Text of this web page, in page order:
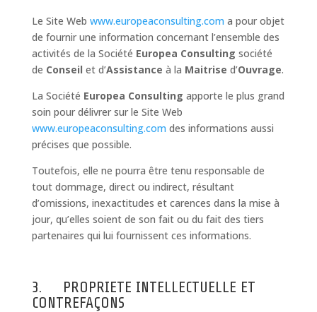
Le Site Web www.europeaconsulting.com a pour objet
de fournir une information concernant l’ensemble des
activités de la Société Europea Consulting société
de Conseil et d’Assistance à la Maitrise d’Ouvrage.
La Société Europea Consulting apporte le plus grand
soin pour délivrer sur le Site Web
www.europeaconsulting.com des informations aussi
précises que possible.
Toutefois, elle ne pourra être tenu responsable de
tout dommage, direct ou indirect, résultant
d’omissions, inexactitudes et carences dans la mise à
jour, qu’elles soient de son fait ou du fait des tiers
partenaires qui lui fournissent ces informations.
3. PROPRIETE INTELLECTUELLE ET
CONTREFAÇONS